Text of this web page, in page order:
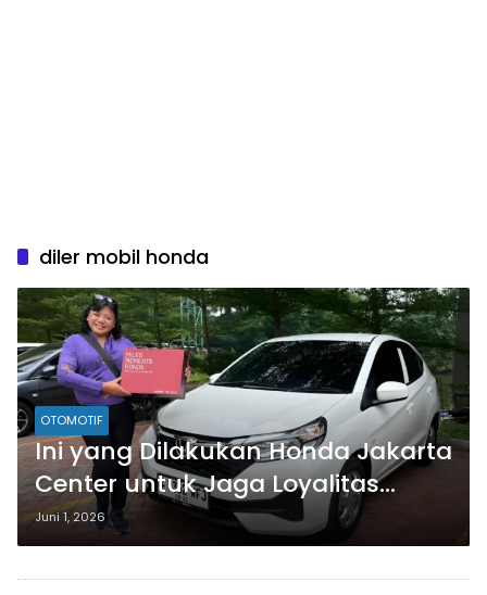
diler mobil honda
OTOMOTIF
Ini yang Dilakukan Honda Jakarta
Center untuk Jaga Loyalitas
Konsumen di Tengah Ketatnya
Persaingan Otomotif
Juni 1, 2026